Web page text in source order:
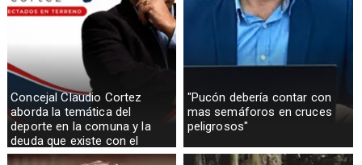
Concejal Claudio Cortez
aborda la temática del
deporte en la comuna y la
deuda que existe con el
sector rural
"Pucón debería contar con
mas semáforos en cruces
peligrosos"